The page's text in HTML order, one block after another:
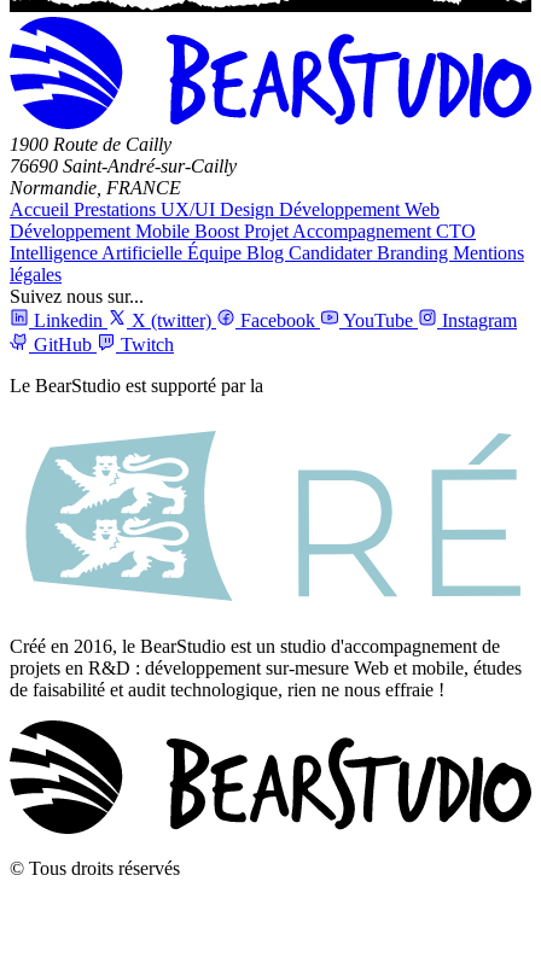
1900 Route de Cailly
76690 Saint-André-sur-Cailly
Normandie, FRANCE
Accueil Prestations UX/UI Design Développement Web
Développement Mobile Boost Projet Accompagnement CTO
Intelligence Artificielle Équipe Blog CandidaterBranding Mentions
légales
Suivez nous sur...
Linkedin
X (twitter) Facebook YouTube
Instagram
GitHub
Twitch
Le BearStudio est supporté par la
Créé en 2016, le BearStudio est un studio d'accompagnement de
projets en R&D : développement sur-mesure Web et mobile, études
de faisabilité et audit technologique, rien ne nous effraie !
© Tous droits réservés